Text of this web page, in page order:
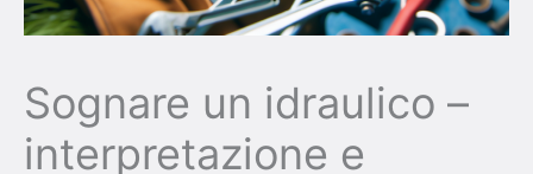
Sognare un idraulico –
interpretazione e